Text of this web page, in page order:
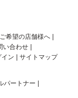
希望の店舗様へ
い合わせ
ン サイトマップ
パートナー